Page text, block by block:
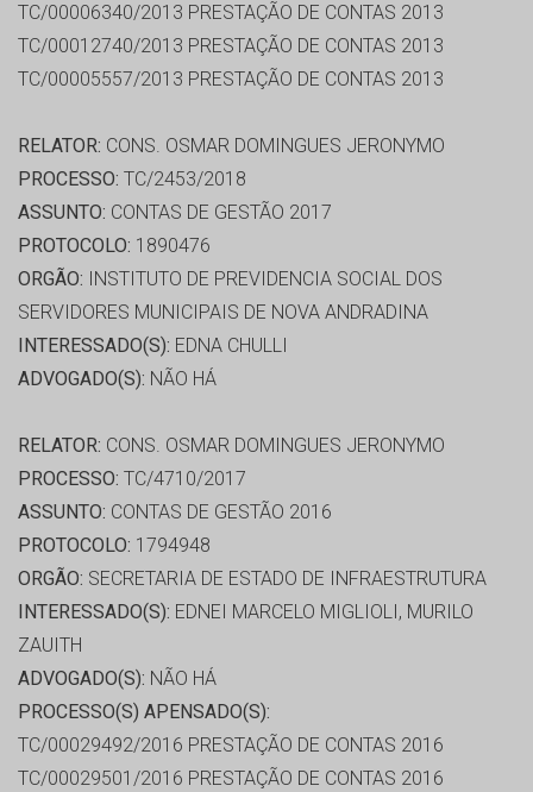
TC/00006340/2013 PRESTAÇÃO DE CONTAS 2013
TC/00012740/2013 PRESTAÇÃO DE CONTAS 2013
TC/00005557/2013 PRESTAÇÃO DE CONTAS 2013
RELATOR: CONS. OSMAR DOMINGUES JERONYMO
PROCESSO: TC/2453/2018
ASSUNTO: CONTAS DE GESTÃO 2017
PROTOCOLO: 1890476
ORGÃO: INSTITUTO DE PREVIDENCIA SOCIAL DOS
SERVIDORES MUNICIPAIS DE NOVA ANDRADINA
INTERESSADO(S): EDNA CHULLI
ADVOGADO(S): NÃO HÁ
RELATOR: CONS. OSMAR DOMINGUES JERONYMO
PROCESSO: TC/4710/2017
ASSUNTO: CONTAS DE GESTÃO 2016
PROTOCOLO: 1794948
ORGÃO: SECRETARIA DE ESTADO DE INFRAESTRUTURA
INTERESSADO(S): EDNEI MARCELO MIGLIOLI, MURILO
ZAUITH
ADVOGADO(S): NÃO HÁ
PROCESSO(S) APENSADO(S):
TC/00029492/2016 PRESTAÇÃO DE CONTAS 2016
TC/00029501/2016 PRESTAÇÃO DE CONTAS 2016